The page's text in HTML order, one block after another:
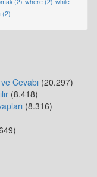
(2)
Cevabı (20.297)
(8.418)
(8.316)